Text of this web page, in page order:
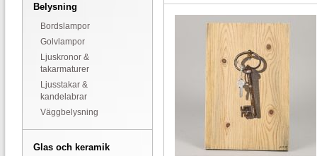
Belysning
Bordslampor
Golvlampor
Ljuskronor &
takarmaturer
Ljusstakar &
kandelabrar
Väggbelysning
Glas och keramik